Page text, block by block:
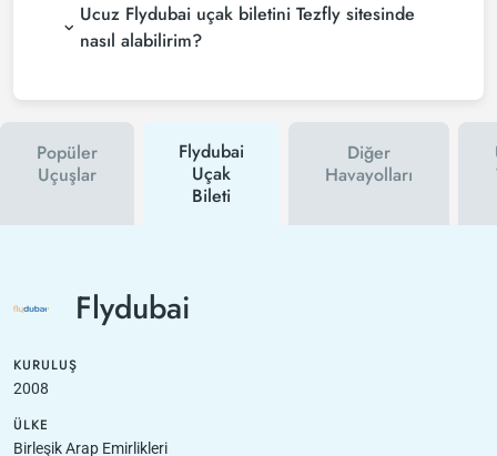
Ucuz Flydubai uçak biletini Tezfly sitesinde
nasıl alabilirim?
Popüler
Uçuşlar
Flydubai
Uçak
Bileti
Diğer
Havayolları
Flydubai
KURULUŞ
2008
ÜLKE
Birleşik Arap Emirlikleri